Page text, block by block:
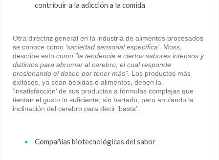
contribuir a la adicción a la comida
Otra directriz general en la industria de alimentos procesados
se conoce como ‘saciedad sensorial específica’. Moss,
describe esto como “la tendencia a ciertos sabores intensos y
distintos para abrumar al cerebro, el cual responde
presionando el deseo por tener más”. Los productos más
exitosos, ya sean bebidas o alimentos, deben la
‘insatisfacción’ de sus productos a fórmulas complejas que
tientan el gusto lo suficiente, sin hartarlo, pero anulando la
inclinación del cerebro para decir ‘basta’.
Compañías biotecnológicas del sabor